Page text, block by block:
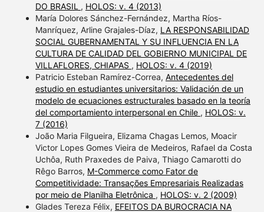
DO BRASIL , HOLOS: v. 4 (2013)
María Dolores Sánchez-Fernández, Martha Ríos-
Manríquez, Arline Grajales-Díaz, LA RESPONSABILIDAD
SOCIAL GUBERNAMENTAL Y SU INFLUENCIA EN LA
CULTURA DE CALIDAD DEL GOBIERNO MUNICIPAL DE
VILLAFLORES, CHIAPAS , HOLOS: v. 4 (2019)
Patricio Esteban Ramírez-Correa, Antecedentes del
estudio en estudiantes universitarios: Validación de un
modelo de ecuaciones estructurales basado en la teoría
del comportamiento interpersonal en Chile , HOLOS: v.
7 (2016)
João Maria Filgueira, Elizama Chagas Lemos, Moacir
Victor Lopes Gomes Vieira de Medeiros, Rafael da Costa
Uchôa, Ruth Praxedes de Paiva, Thiago Camarotti do
Rêgo Barros, M-Commerce como Fator de
Competitividade: Transações Empresariais Realizadas
por meio de Planilha Eletrônica , HOLOS: v. 2 (2009)
Glades Tereza Félix, EFEITOS DA BUROCRACIA NA